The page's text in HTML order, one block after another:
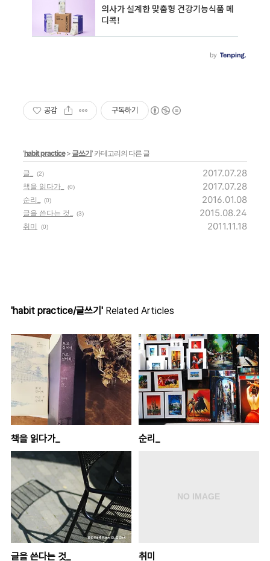
공감 구독하기
'habit practice> 글쓰기' 카테고리의 다른 글
글_ (2) 2017.07.28
책을 읽다가_ (0) 2017.07.28
순리_ (0) 2016.01.08
글을 쓴다는 것_ (3) 2015.08.24
취미 (0) 2011.11.18
'habit practice/글쓰기' Related Articles
책을 읽다가_ 순리_
글을 쓴다는 것_ 취미